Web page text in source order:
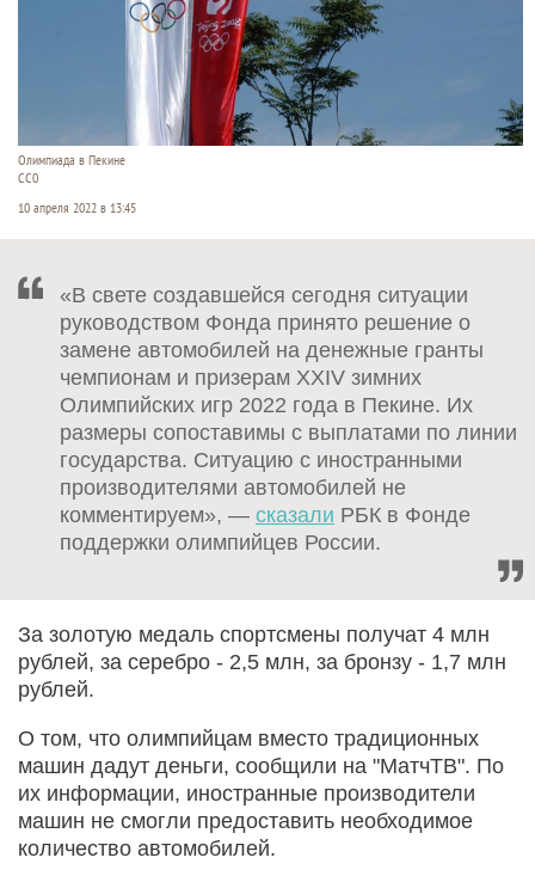
Олимпиада в Пекине
СС0
10 апреля 2022 в 13:45
«В свете создавшейся сегодня ситуации
руководством Фонда принято решение о
замене автомобилей на денежные гранты
чемпионам и призерам XXIV зимних
Олимпийских игр 2022 года в Пекине. Их
размеры сопоставимы с выплатами по линии
государства. Ситуацию с иностранными
производителями автомобилей не
комментируем», — сказали РБК в Фонде
поддержки олимпийцев России.
За золотую медаль спортсмены получат 4 млн
рублей, за серебро - 2,5 млн, за бронзу - 1,7 млн
рублей.
О том, что олимпийцам вместо традиционных
машин дадут деньги, сообщили на "МатчТВ". По
их информации, иностранные производители
машин не смогли предоставить необходимое
количество автомобилей.